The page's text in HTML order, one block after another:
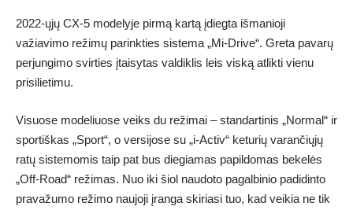
2022-ųjų CX-5 modelyje pirmą kartą įdiegta išmanioji
važiavimo režimų parinkties sistema „Mi-Drive“. Greta pavarų
perjungimo svirties įtaisytas valdiklis leis viską atlikti vienu
prisilietimu.
Visuose modeliuose veiks du režimai – standartinis „Normal“ ir
sportiškas „Sport“, o versijose su „i-Activ“ keturių varančiųjų
ratų sistemomis taip pat bus diegiamas papildomas bekelės
„Off-Road“ režimas. Nuo iki šiol naudoto pagalbinio padidinto
pravažumo režimo naujoji įranga skiriasi tuo, kad veikia ne tik